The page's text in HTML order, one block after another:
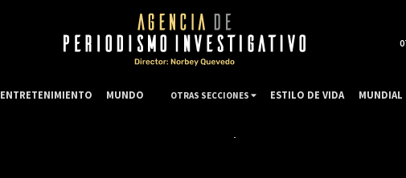
ENTRETENIMIENTO MUNDO OTRAS SECCIONES ESTILO DE VIDA MUNDIAL